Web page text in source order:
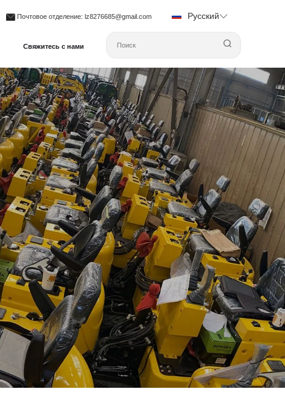
Свяжитесь с нами
Почтовое отделение: lz8276685@gmail.com Русский